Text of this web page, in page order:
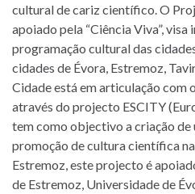
cultural de cariz científico. O
apoiado pela “Ciência Viva”, visa
programação cultural das
cidades de Évora, Estremoz,
Cidade está em articulação com
através do projecto ESCITY
tem como objectivo a criação de
promoção de cultura científica
Estremoz, este projecto é
de Estremoz, Universidade de